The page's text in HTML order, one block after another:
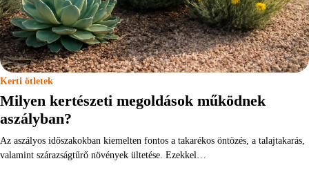
Kerti ötletek
Milyen kertészeti megoldások működnek
aszályban?
Az aszályos időszakokban kiemelten fontos a takarékos öntözés, a talajtakarás,
valamint szárazságtűrő növények ültetése. Ezekkel…